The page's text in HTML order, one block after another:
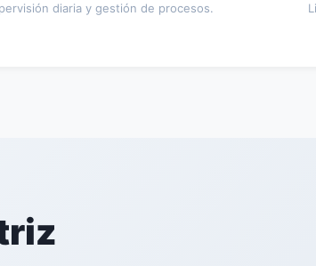
diaria y gestión de procesos.